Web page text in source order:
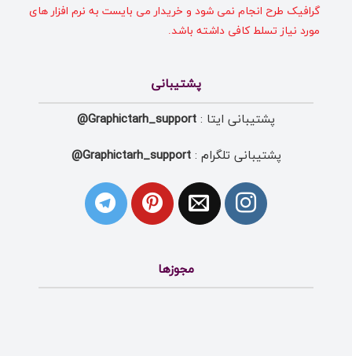
گرافیک طرح انجام نمی شود و خریدار می بایست به نرم افزار های
مورد نیاز تسلط کافی داشته باشد.
پشتیبانی
پشتیبانی ایتا : Graphictarh_support@
پشتیبانی تلگرام :Graphictarh_support@
مجوزها